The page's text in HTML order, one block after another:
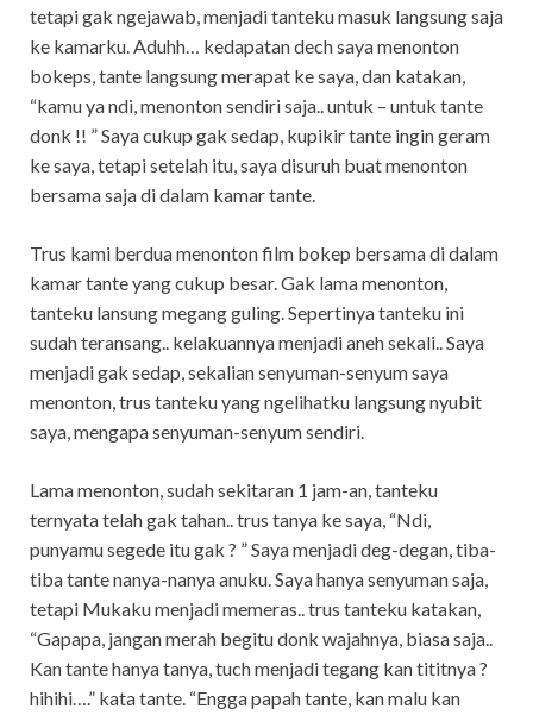
tetapi gak ngejawab, menjadi tanteku masuk langsung saja
ke kamarku. Aduhh… kedapatan dech saya menonton
bokeps, tante langsung merapat ke saya, dan katakan,
“kamu ya ndi, menonton sendiri saja.. untuk – untuk tante
donk !! ” Saya cukup gak sedap, kupikir tante ingin geram
ke saya, tetapi setelah itu, saya disuruh buat menonton
bersama saja di dalam kamar tante.
Trus kami berdua menonton film bokep bersama di dalam
kamar tante yang cukup besar. Gak lama menonton,
tanteku lansung megang guling. Sepertinya tanteku ini
sudah teransang.. kelakuannya menjadi aneh sekali.. Saya
menjadi gak sedap, sekalian senyuman-senyum saya
menonton, trus tanteku yang ngelihatku langsung nyubit
saya, mengapa senyuman-senyum sendiri.
Lama menonton, sudah sekitaran 1 jam-an, tanteku
ternyata telah gak tahan.. trus tanya ke saya, “Ndi,
punyamu segede itu gak ? ” Saya menjadi deg-degan, tiba-
tiba tante nanya-nanya anuku. Saya hanya senyuman saja,
tetapi Mukaku menjadi memeras.. trus tanteku katakan,
“Gapapa, jangan merah begitu donk wajahnya, biasa saja..
Kan tante hanya tanya, tuch menjadi tegang kan tititnya ?
hihihi….” kata tante. “Engga papah tante, kan malu kan